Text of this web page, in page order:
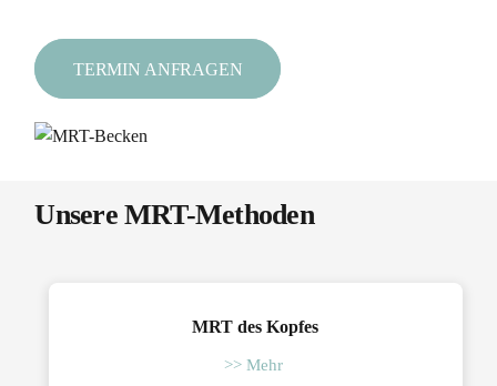
TERMIN ANFRAGEN
Unsere MRT-Methoden
MRT des Kopfes
>> Mehr